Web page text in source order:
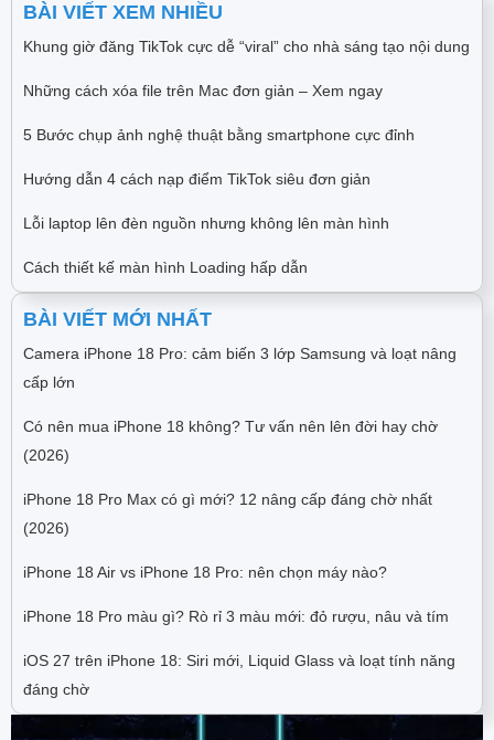
BÀI VIẾT XEM NHIỀU
Khung giờ đăng TikTok cực dễ “viral” cho nhà sáng tạo nội dung
Những cách xóa file trên Mac đơn giản – Xem ngay
5 Bước chụp ảnh nghệ thuật bằng smartphone cực đỉnh
Hướng dẫn 4 cách nạp điểm TikTok siêu đơn giản
Lỗi laptop lên đèn nguồn nhưng không lên màn hình
Cách thiết kế màn hình Loading hấp dẫn
BÀI VIẾT MỚI NHẤT
Camera iPhone 18 Pro: cảm biến 3 lớp Samsung và loạt nâng
cấp lớn
Có nên mua iPhone 18 không? Tư vấn nên lên đời hay chờ
(2026)
iPhone 18 Pro Max có gì mới? 12 nâng cấp đáng chờ nhất
(2026)
iPhone 18 Air vs iPhone 18 Pro: nên chọn máy nào?
iPhone 18 Pro màu gì? Rò rỉ 3 màu mới: đỏ rượu, nâu và tím
iOS 27 trên iPhone 18: Siri mới, Liquid Glass và loạt tính năng
đáng chờ